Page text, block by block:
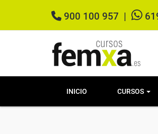
900 100 957
INICIO CURSOS